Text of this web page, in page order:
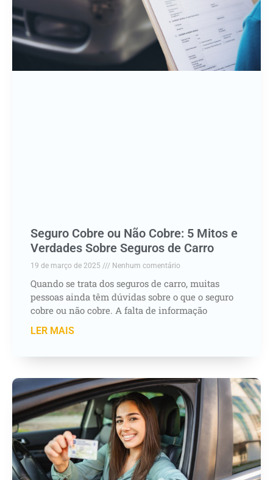
Seguro Cobre ou Não Cobre: 5 Mitos e
Verdades Sobre Seguros de Carro
19 de março de 2025 Nenhum comentário
Quando se trata dos seguros de carro, muitas
pessoas ainda têm dúvidas sobre o que o seguro
cobre ou não cobre. A falta de informação
LER MAIS